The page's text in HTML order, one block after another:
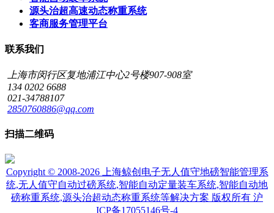
源头治超高速动态称重系统
客商服务管理平台
联系我们
上海市闵行区复地浦江中心2号楼907-908室
134 0202 6688
021-34788107
2850760886@qq.com
扫描二维码
Copyright © 2008-2026 上海鲸创电子无人值守地磅智能管理系
统,无人值守自动过磅系统,智能自动定量装车系统,智能自动地
磅称重系统,源头治超动态称重系统等解决方案 版权所有 沪
ICP备17055146号-4